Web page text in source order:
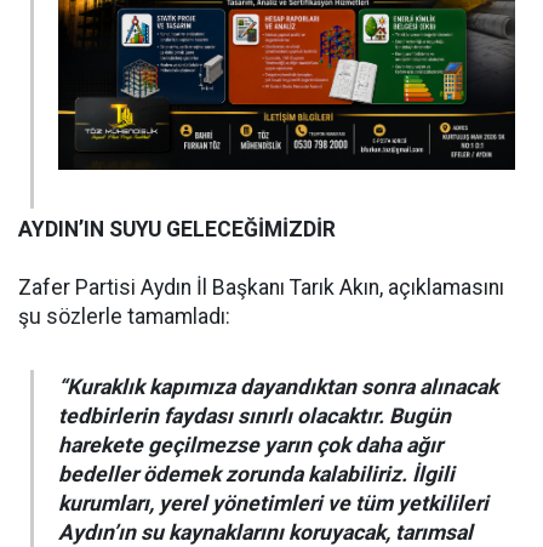
AYDIN’IN SUYU GELECEĞİMİZDİR
Zafer Partisi Aydın İl Başkanı Tarık Akın, açıklamasını
şu sözlerle tamamladı:
“Kuraklık kapımıza dayandıktan sonra alınacak
tedbirlerin faydası sınırlı olacaktır. Bugün
harekete geçilmezse yarın çok daha ağır
bedeller ödemek zorunda kalabiliriz. İlgili
kurumları, yerel yönetimleri ve tüm yetkilileri
Aydın’ın su kaynaklarını koruyacak, tarımsal